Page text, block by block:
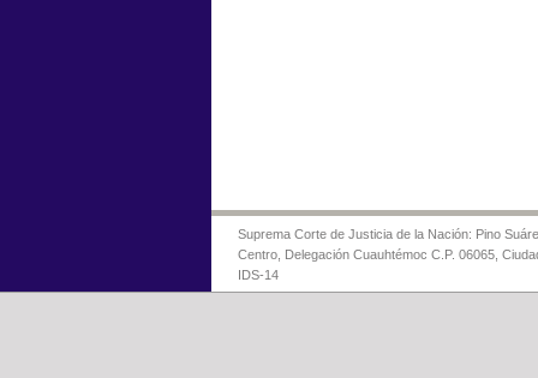
Suprema Corte de Justicia de la Nación: Pino
Centro, Delegación Cuauhtémoc C.P. 06065,
IDS-14